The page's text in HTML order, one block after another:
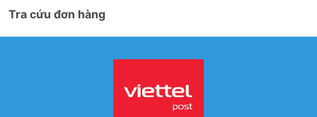
Tra cứu đơn hàng